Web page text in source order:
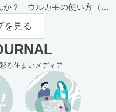
か？ - ウルカモの使い方（買
ま向け）
を見る
る住まいメディア